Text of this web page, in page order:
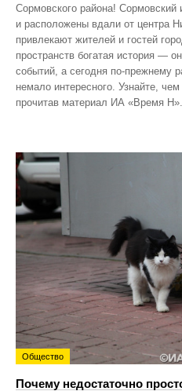
Сормовского района! Сормовский
и расположены вдали от центра
привлекают жителей и гостей
пространств богатая история —
событий, а сегодня по‑прежнему
немало интересного. Узнайте,
прочитав материал ИА «Время Н».
Общество
Почему недостаточно